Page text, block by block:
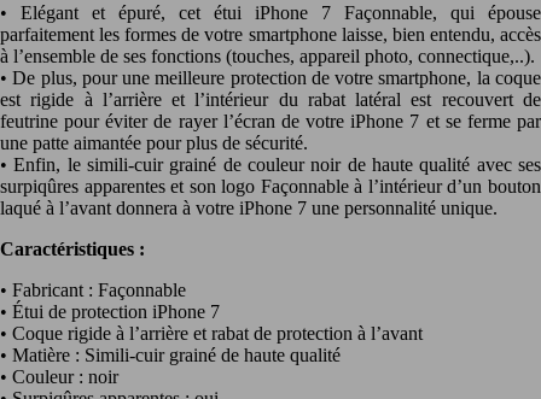
• Elégant et épuré, cet étui iPhone 7 Façonnable, qui épouse
parfaitement les formes de votre smartphone laisse, bien entendu, accès
à l’ensemble de ses fonctions (touches, appareil photo, connectique,..).
• De plus, pour une meilleure protection de votre smartphone, la coque
est rigide à l’arrière et l’intérieur du rabat latéral est recouvert de
feutrine pour éviter de rayer l’écran de votre iPhone 7 et se ferme par
une patte aimantée pour plus de sécurité.
• Enfin, le simili-cuir grainé de couleur noir de haute qualité avec ses
surpiqûres apparentes et son logo Façonnable à l’intérieur d’un bouton
laqué à l’avant donnera à votre iPhone 7 une personnalité unique.
Caractéristiques :
• Fabricant : Façonnable
• Étui de protection iPhone 7
• Coque rigide à l’arrière et rabat de protection à l’avant
• Matière : Simili-cuir grainé de haute qualité
• Couleur : noir